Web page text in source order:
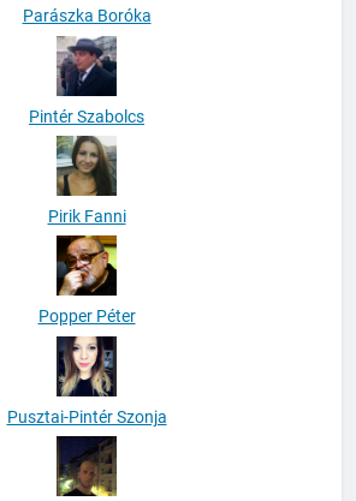
Parászka Boróka
Pintér Szabolcs
Pirik Fanni
Popper Péter
Pusztai-Pintér Szonja